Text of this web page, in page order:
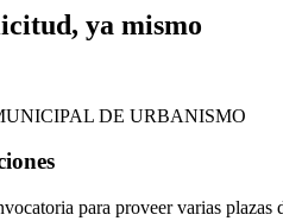
ya mismo